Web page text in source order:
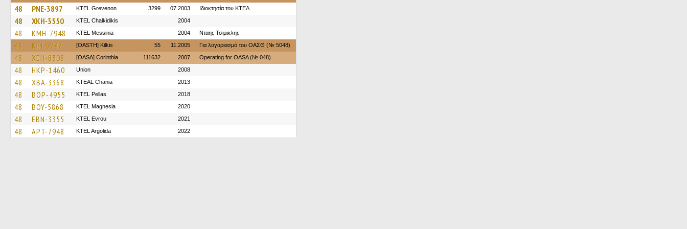
48 PNE-3897 ΚΤΕL Grevenon 3299 07.2003 Ιδιοκτησία του ΚΤΕΛ
48 XKH-3550 ΚΤΕL Chalkidikis 2004
48 KMH-7948 KTEL Messinia 2004 Νταης Τσιμικλης
48 KIH-9747 [OASTH] Kilkis 55 11.2005 Για λογαριασμό του ΟΑΣΘ (№ 5048)
48 XEH-8308 [OASA] Corinthia 111632 2007 Operating for OASA (№ 048)
48 HKP-1460 Union 2008
48 XBA-3368 KTEAL Chania 2013
48 BOP-4955 KTEL Pellas 2018
48 BOY-5868 ΚΤΕL Magnesia 2020
48 EBN-3355 KTEL Evrou 2021
48 APT-7948 KTEL Argolida 2022